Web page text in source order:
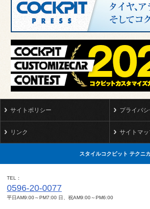
サイトポリシー プライバ
リンク サイトマ
スタイルコクピット テクニカ
TEL
0596-20-0077
平日AM9:00～PM7:00 日、祝AM9:00～PM6:00